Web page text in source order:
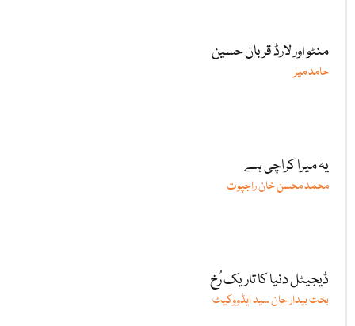
منٹو اور لارڈ قربان حسین
حامد میر
یہ میرا کراچی ہے
محمد محسن خان راجپوت
ڈیجیٹل دنیا کا تاریک رُخ
بخت بیدار جان سید ایڈووکیٹ